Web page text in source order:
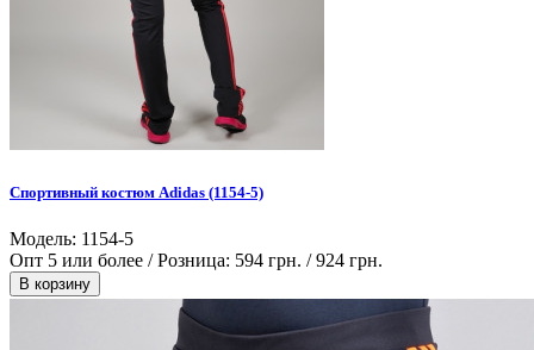
Спортивный костюм Adidas (1154-5)
Модель: 1154-5
Опт 5 или более / Розница: 594 грн. /924 грн.
В корзину